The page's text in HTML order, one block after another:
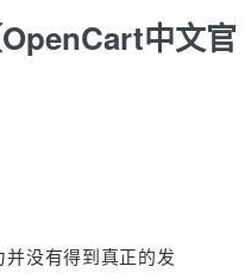
中文官
没有得到真正的发